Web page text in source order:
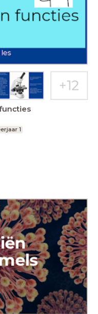
en functies
1